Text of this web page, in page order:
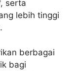
serta
lebih tinggi
berbagai
bagi